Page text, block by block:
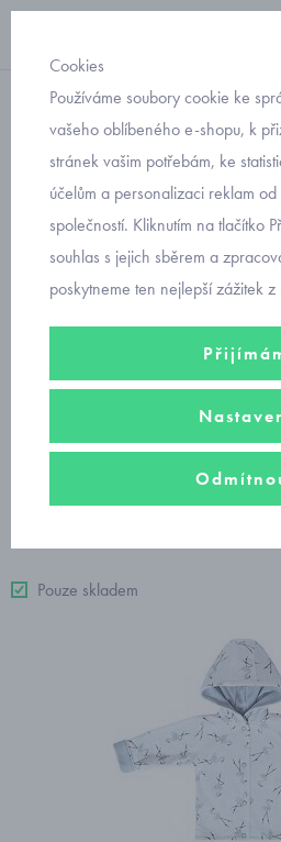
mikinka, svetýrek, kabátek
kojenecký
kabátek
Kojenecké kabátky jsou nedílnou
bavlněné kabátky pro celoroční využití.
Filtry
Seřadit
Pouze skladem
Cookies
Používáme soubory cookie ke
vašeho oblíbeného e-shopu, k
stránek vašim potřebám, ke
účelům a personalizaci reklam od
společností. Kliknutím na tlačítko
souhlas s jejich sběrem a
poskytneme ten nejlepší zážitek